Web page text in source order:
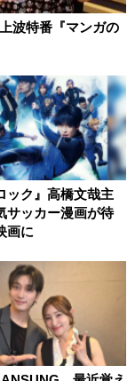
波特番『マンガの
ック』高橋文哉主
サッカー漫画が待
画に